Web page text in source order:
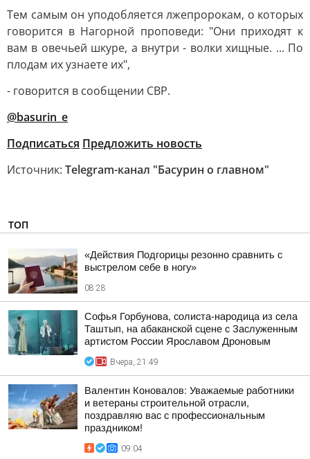
Тем самым он уподобляется лжепророкам, о которых
говорится в Нагорной проповеди: "Они приходят к
вам в овечьей шкуре, а внутри - волки хищные. ... По
плодам их узнаете их",
- говорится в сообщении СВР.
@basurin_e
Подписаться Предложить новость
Источник: Telegram-канал "Басурин о главном"
ТОП
«Действия Подгорицы резонно сравнить с
выстрелом себе в ногу»
08:28
Софья Горбунова, солиста-народица из села
Таштып, на абаканской сцене с Заслуженным
артистом России Ярославом Дроновым
Вчера, 21:49
Валентин Коновалов: Уважаемые работники
и ветераны строительной отрасли,
поздравляю вас с профессиональным
праздником!
09:04